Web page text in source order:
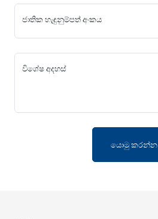
ජාතික හැඳුනුම්පත් අංකය
විශේෂ අදහස්
යොමු කරන්න